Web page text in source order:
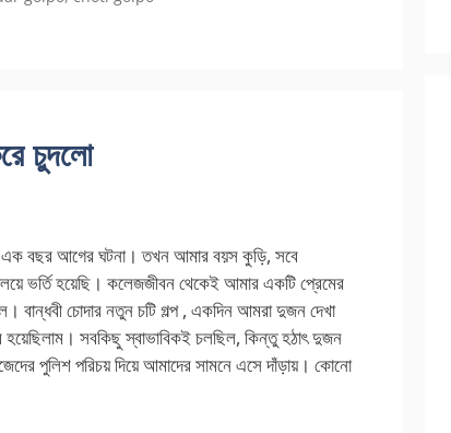
চুদলো
এক বছর আগের ঘটনা। তখন আমার বয়স কুড়ি, সবে
ভর্তি হয়েছি। কলেজজীবন থেকেই আমার একটি প্রেমের
বান্ধবী চোদার নতুন চটি গল্প , একদিন আমরা দুজন দেখা
হয়েছিলাম। সবকিছু স্বাভাবিকই চলছিল, কিন্তু হঠাৎ দুজন
পুলিশ পরিচয় দিয়ে আমাদের সামনে এসে দাঁড়ায়। কোনো